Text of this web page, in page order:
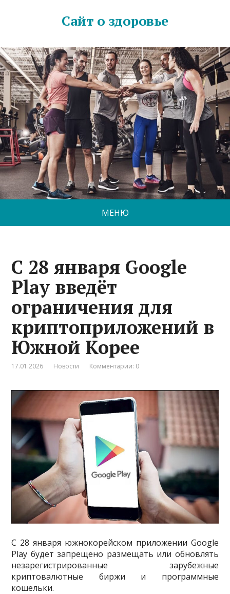
Сайт о здоровье
МЕНЮ
С 28 января Google
Play введёт
ограничения для
криптоприложений в
Южной Корее
17.01.2026 Новости Комментарии: 0
С 28 января южнокорейском приложении Google
Play будет запрещено размещать или обновлять
незарегистрированные зарубежные
криптовалютные биржи и программные
кошельки.